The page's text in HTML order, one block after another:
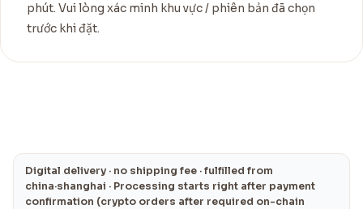
phút. Vui lòng xác minh khu vực / phiên bản đã chọn
trước khi đặt.
Digital delivery · no shipping fee · fulfilled from
china·shanghai · Processing starts right after payment
confirmation (crypto orders after required on-chain